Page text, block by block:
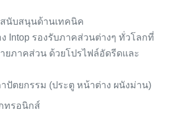
นับสนุนด้านเทคนิค
Intop รองรับภาคส่วนต่างๆ ทั่วโลกที่
ยภาคส่วน ด้วยโปรไฟล์อัดรีดและ
ปัตยกรรม (ประตู หน้าต่าง ผนังม่าน)
ทรอนิกส์